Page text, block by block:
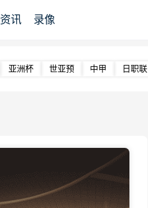
资讯 录像
亚洲杯 世亚预 中甲 日职联